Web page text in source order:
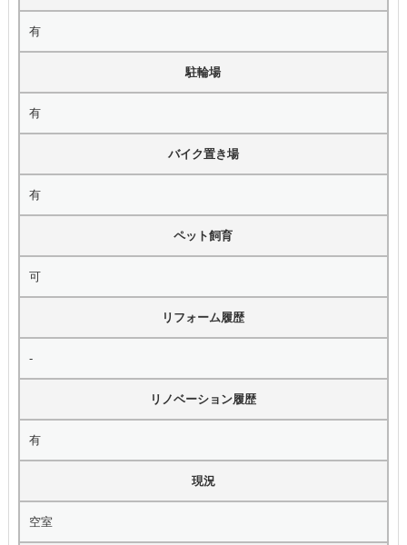
有
駐輪場
有
バイク置き場
有
ペット飼育
可
リフォーム履歴
-
リノベーション履歴
有
現況
空室